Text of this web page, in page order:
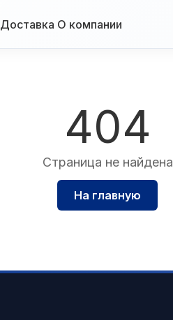
Доставка О компании
404
Страница не найдена
На главную